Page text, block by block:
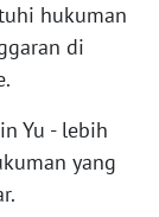
hukuman
di
Yu - lebih
yang